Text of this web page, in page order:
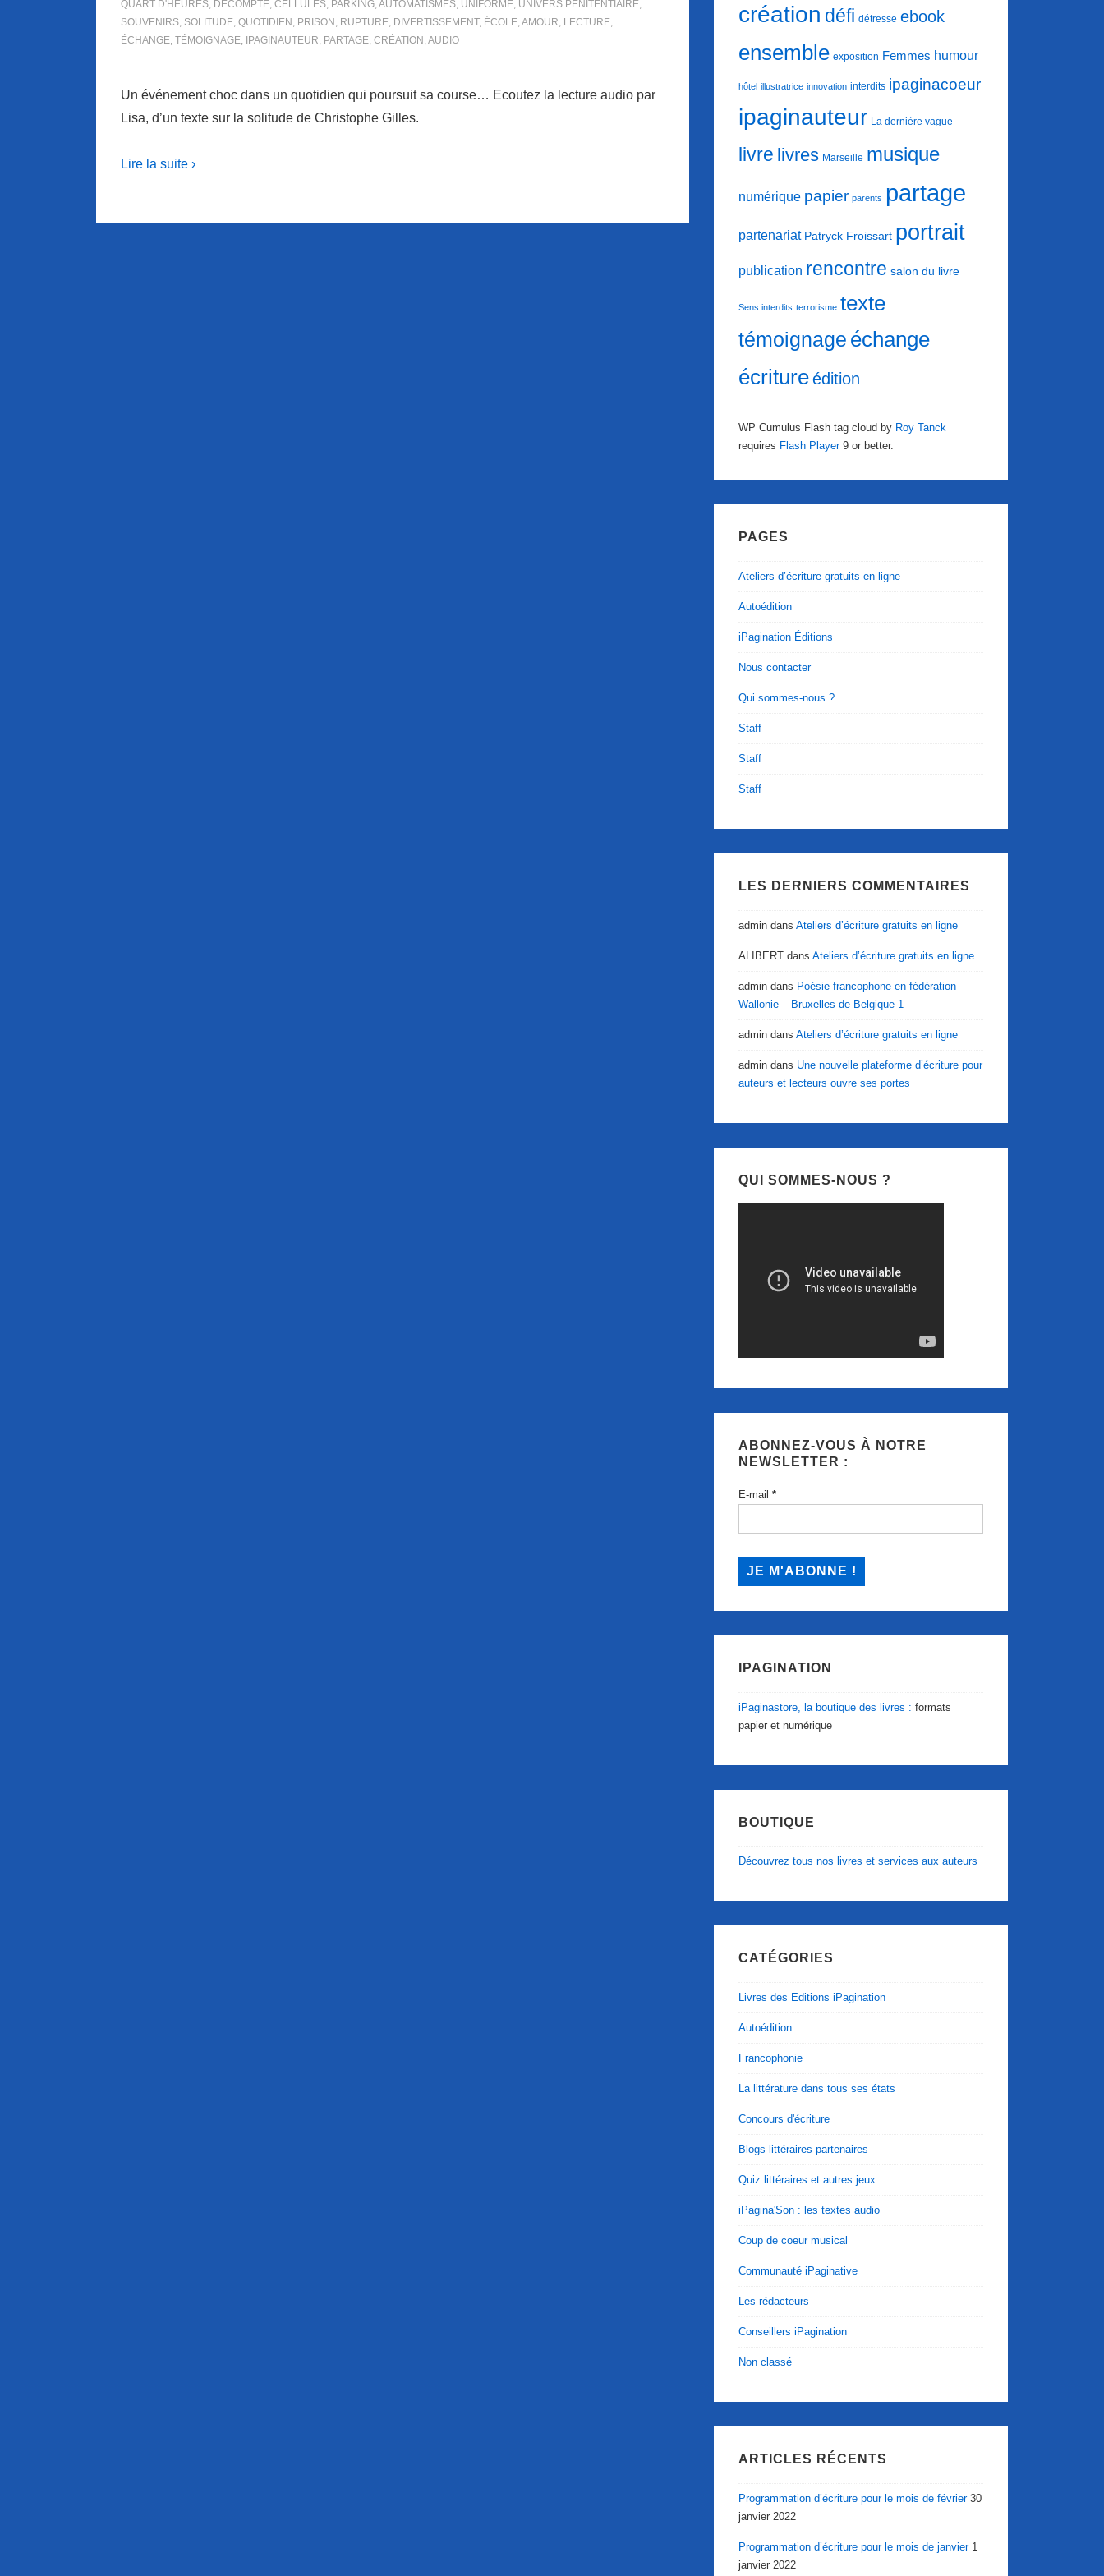
QUART D'HEURES, DÉCOMPTE, CELLULES, PARKING,AUTOMATISMES, UNIFORME, UNIVERS PÉNITENTIAIRE,
SOUVENIRS, SOLITUDE, QUOTIDIEN , PRISON , RUPTURE, DIVERTISSEMENT, ÉCOLE,AMOUR, LECTURE,
ÉCHANGE, TÉMOIGNAGE, IPAGINAUTEUR, PARTAGE, CRÉATION ,AUDIO
Un événement choc dans un quotidien qui poursuit sa course… Ecoutez la lecture audio par
Lisa, d’un texte sur la solitude de Christophe Gilles.
Lire la suite ›
création défi détresse ebook
ensemble exposition Femmes humour
hôtel illustratrice innovation interdits ipaginacoeur
ipaginauteur La dernière vague
livre livres Marseille musique
numérique papier parents partage
partenariat Patryck Froissart portrait
publication rencontre salon du livre
Sens interdits terrorisme texte
témoignage échange
écritureédition
WP Cumulus Flash tag cloud by Roy Tanck
requires Flash Player9 or better.
PAGES
Ateliers d’écriture gratuits en ligne
Autoédition
iPagination Éditions
Nous contacter
Qui sommes-nous ?
Staff
Staff
Staff
LES DERNIERS COMMENTAIRES
admin dansAteliers d’écriture gratuits en ligne
ALIBERT dansAteliers d’écriture gratuits en ligne
admin dans Poésie francophone en fédération
Wallonie – Bruxelles de Belgique 1
admin dansAteliers d’écriture gratuits en ligne
admin dans Une nouvelle plateforme d’écriture pour
auteurs et lecteurs ouvre ses portes
QUI SOMMES-NOUS ?
ABONNEZ-VOUS À NOTRE
NEWSLETTER :
E-mail*
IPAGINATION
iPaginastore, la boutique des livres : formats
papier et numérique
BOUTIQUE
Découvrez tous nos livres et services aux auteurs
CATÉGORIES
Livres des Editions iPagination
Autoédition
Francophonie
La littérature dans tous ses états
Concours d'écriture
Blogs littéraires partenaires
Quiz littéraires et autres jeux
iPagina'Son : les textes audio
Coup de coeur musical
Communauté iPaginative
Les rédacteurs
Conseillers iPagination
Non classé
ARTICLES RÉCENTS
Programmation d’écriture pour le mois de février 30
janvier 2022
Programmation d’écriture pour le mois de janvier 1
janvier 2022